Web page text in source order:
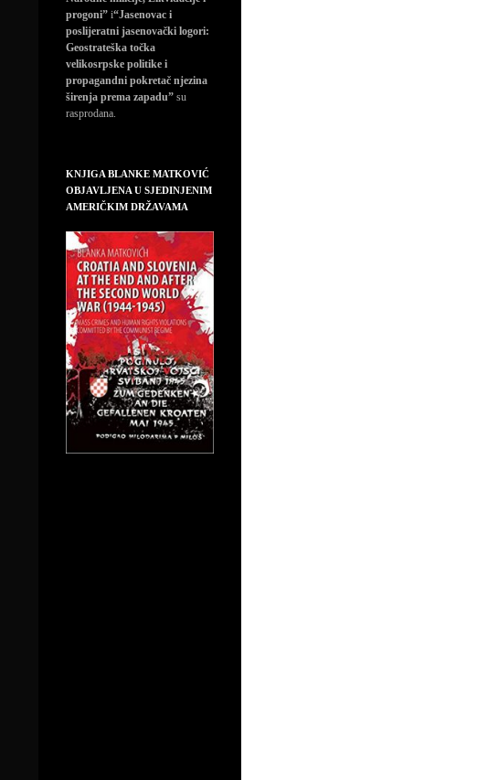
progoni” i“Jasenovac i
poslijeratni jasenovački logori:
Geostrateška točka
velikosrpske politike i
propagandni pokretač njezina
širenja prema zapadu” su
rasprodana.
KNJIGA BLANKE MATKOVIĆ
OBJAVLJENA U SJEDINJENIM
AMERIČKIM DRŽAVAMA